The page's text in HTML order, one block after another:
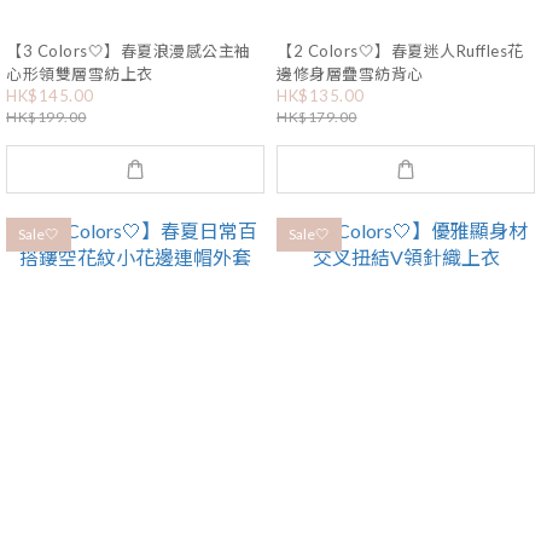
【3 Colors🤍】春夏浪漫感公主袖
心形領雙層雪紡上衣
HK$145.00
HK$199.00
【2 Colors🤍】春夏迷人Ruffles花
邊修身層疊雪紡背心
HK$135.00
HK$179.00
Sale🤍 Sale🤍